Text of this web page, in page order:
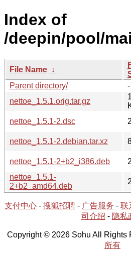
Index of
/deepin/pool/
File Name ↓
Parent directory/
-
nettoe_1.5.1.orig.tar.gz
nettoe_1.5.1-2.dsc
nettoe_1.5.1-2.debian.tar.xz
nettoe_1.5.1-2+b2_i386.deb
nettoe_1.5.1-
2+b2_amd64.deb
支付中心 - 搜狐招聘 - 广告服务 - 联
司介绍 - 隐私
Copyright © 2026 Sohu All Rights
所有